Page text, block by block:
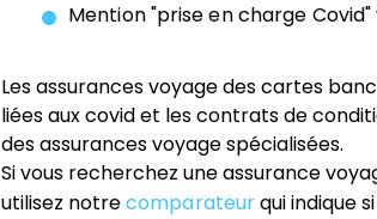
Mention "prise en charge
Les assurances voyage des cartes
liées aux covid et les contrats de
des assurances voyage spécialisées.
Si vous recherchez une assurance
utilisez notrecomparateurqui indique